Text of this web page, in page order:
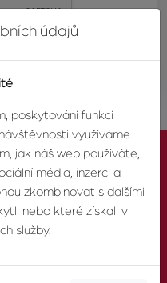
údajů
poskytování funkcí
využíváme
jak náš web používáte,
média, inzerci a
zkombinovat s dalšími
nebo které získali v
služby.